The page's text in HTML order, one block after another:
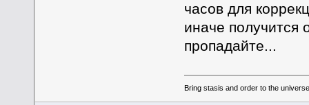
часов для
иначе получится
пропадайте...
Bring stasis and order to the